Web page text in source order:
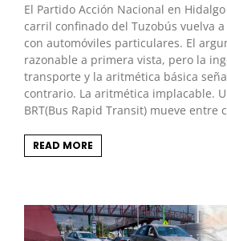
El Partido Acción Nacional en
carril confinado del Tuzobús vuelva a
con automóviles particulares. El
razonable a primera vista, pero la
transporte y la aritmética básica
contrario. La aritmética implacable.
BRT(Bus Rapid Transit) mueve entre
READ MORE